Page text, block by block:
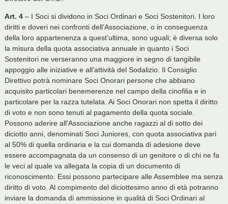
Art. 4– I Soci si dividono in Soci Ordinari e Soci Sostenitori. I loro
diritti e doveri nei confronti dell’Associazione, o in conseguenza
della loro appartenenza a quest’ultima, sono uguali; è diversa solo
la misura della quota associativa annuale in quanto i Soci
Sostenitori ne verseranno una maggiore in segno di tangibile
appoggio alle iniziative e all’attività del Sodalizio. Il Consiglio
Direttivo potrà nominare Soci Onorari persone che abbiano
acquisito particolari benemerenze nel campo della cinofilia e in
particolare per la razza tutelata. Ai Soci Onorari non spetta il diritto
di voto e non sono tenuti al pagamento della quota sociale.
Possono aderire all’Associazione anche ragazzi al di sotto dei
diciotto anni, denominati Soci Juniores, con quota associativa pari
al 50% di quella ordinaria e la cui domanda di adesione deve
essere accompagnata da un consenso di un genitore o di chi ne fa
le veci al quale va allegata la copia di un documento di
riconoscimento. Essi possono partecipare alle Assemblee ma senza
diritto di voto. Al compimento del diciottesimo anno di età potranno
inviare la domanda di ammissione in qualità di Soci Ordinari al